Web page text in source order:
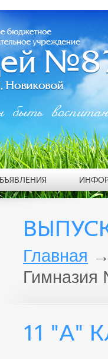
Главная
11 "А"
быть